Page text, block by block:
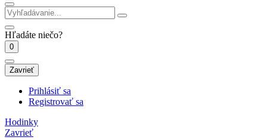
Hľadáte niečo?
0
Zavrieť
Prihlásiť sa
Registrovať sa
Hodinky
Zavrieť